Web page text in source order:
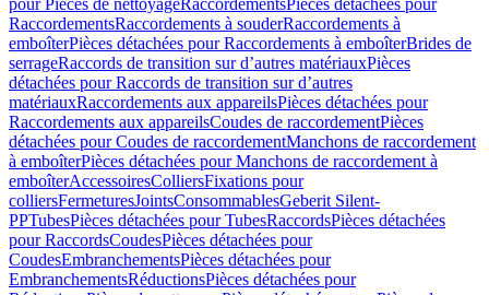
pour Pièces de nettoyageRaccordementsPièces détachées pour
RaccordementsRaccordements à souderRaccordements à
emboîterPièces détachées pour Raccordements à emboîterBrides de
serrageRaccords de transition sur d’autres matériauxPièces
détachées pour Raccords de transition sur d’autres
matériauxRaccordements aux appareilsPièces détachées pour
Raccordements aux appareilsCoudes de raccordementPièces
détachées pour Coudes de raccordementManchons de raccordement
à emboîterPièces détachées pour Manchons de raccordement à
emboîterAccessoiresColliersFixations pour
colliersFermeturesJointsConsommablesGeberit Silent-
PPTubesPièces détachées pour TubesRaccordsPièces détachées
pour RaccordsCoudesPièces détachées pour
CoudesEmbranchementsPièces détachées pour
EmbranchementsRéductionsPièces détachées pour